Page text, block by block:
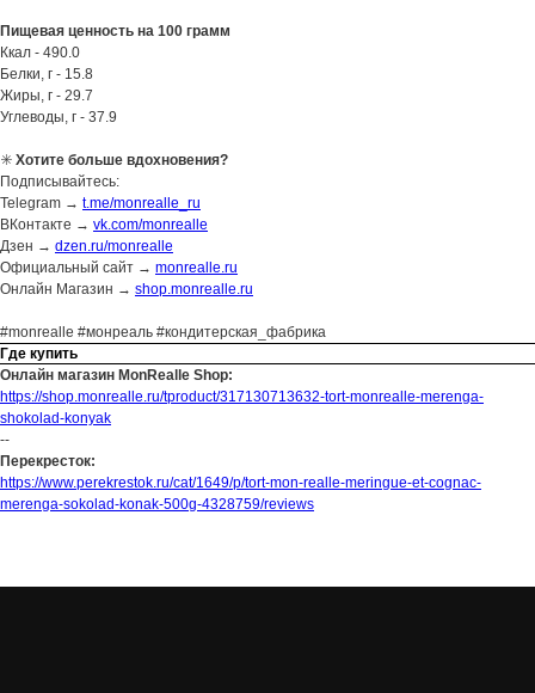
Пищевая ценность на 100 грамм
Ккал - 490.0
Белки, г - 15.8
Жиры, г - 29.7
Углеводы, г - 37.9
✳️ Хотите больше вдохновения?
Подписывайтесь:
Telegram → t.me/monrealle_ru
ВКонтакте → vk.com/monrealle
Дзен → dzen.ru/monrealle
Официальный сайт → monrealle.ru
Онлайн Магазин → shop.monrealle.ru
#monrealle #монреаль #кондитерская_фабрика
Где купить
Онлайн магазин MonRealle Shop:
https://shop.monrealle.ru/tproduct/317130713632-tort-monrealle-merenga-
shokolad-konyak
--
Перекресток:
https://www.perekrestok.ru/cat/1649/p/tort-mon-realle-meringue-et-cognac-
merenga-sokolad-konak-500g-4328759/reviews